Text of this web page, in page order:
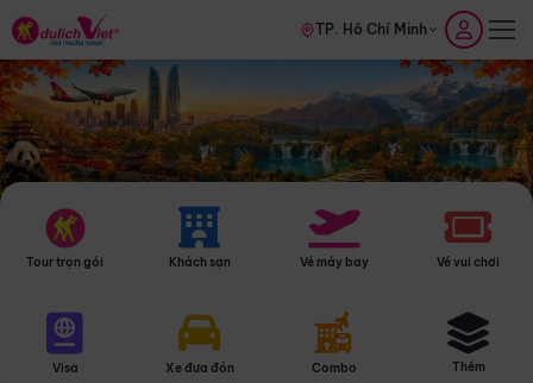
TP. Hồ Chí Minh
Tour trọn gói Khách sạn Vé máy bay Vé vui chơi
Visa Xe đưa đón Combo Thêm